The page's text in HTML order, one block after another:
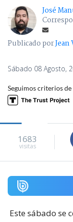
José
Publicado porJean
Sábado 08 Agosto,
Seguimos criterios de
1683
visitas
Este sábado se